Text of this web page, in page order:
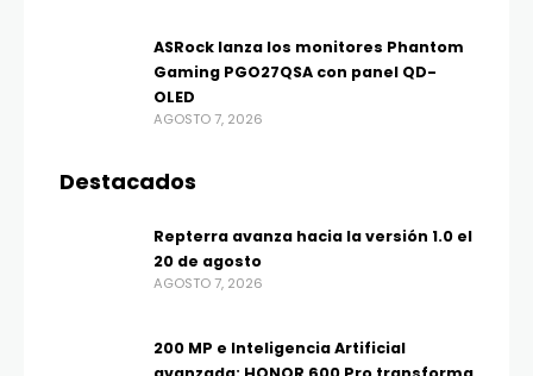
ASRock lanza los monitores Phantom
Gaming PGO27QSA con panel QD-
OLED
AGOSTO 7, 2026
Destacados
Repterra avanza hacia la versión 1.0 el
20 de agosto
AGOSTO 7, 2026
200 MP e Inteligencia Artificial